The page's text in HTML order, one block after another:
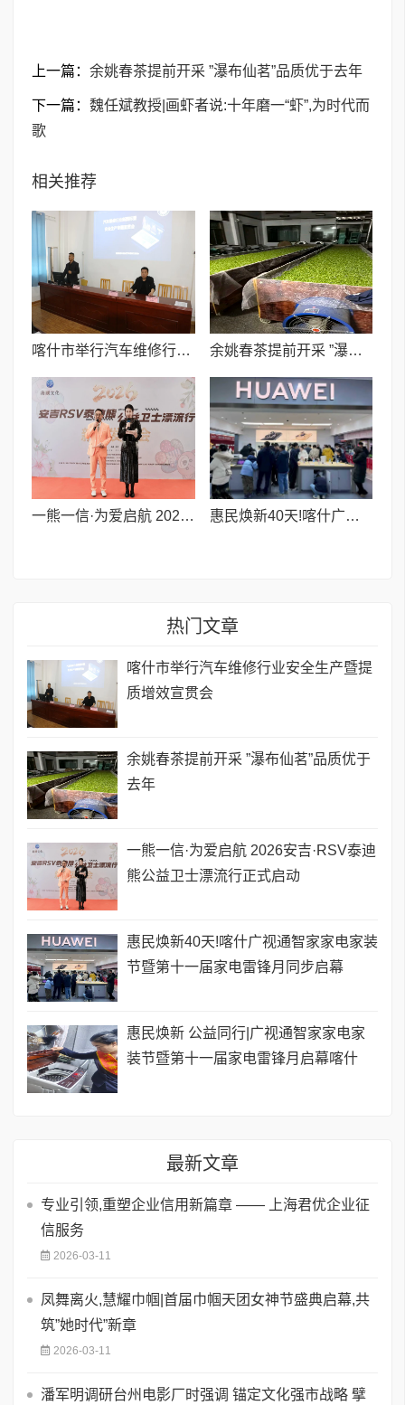
上一篇： 余姚春茶提前开采 ”瀑布仙茗”品质优于去年
下一篇： 魏任斌教授|画虾者说:十年磨一“虾”,为时代而
歌
相关推荐
喀什市举行汽车维修行业安全生产暨提质增效宣贯会 余姚春茶提前开采 ”瀑布仙茗”品质优于去年
一熊一信·为爱启航 2026安吉·RSV泰迪熊公益卫士漂流行正式启动 惠民焕新40天!喀什广视通智家家电家装节暨第十一届家电雷锋月同步启幕
热门文章
喀什市举行汽车维修行业安全生产暨提
质增效宣贯会
余姚春茶提前开采 ”瀑布仙茗”品质优于
去年
一熊一信·为爱启航 2026安吉·RSV泰迪
熊公益卫士漂流行正式启动
惠民焕新40天!喀什广视通智家家电家装
节暨第十一届家电雷锋月同步启幕
惠民焕新 公益同行|广视通智家家电家
装节暨第十一届家电雷锋月启幕喀什
最新文章
专业引领,重塑企业信用新篇章 —— 上海君优企业征
信服务
2026-03-11
凤舞离火,慧耀巾帼|首届巾帼天团女神节盛典启幕,共
筑”她时代”新章
2026-03-11
潘军明调研台州电影厂时强调 锚定文化强市战略 擘